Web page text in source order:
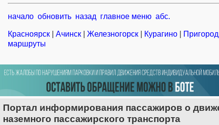
начало обновить назад главное меню абс.
Красноярск Ачинск Железногорск Курагино
маршруты
Портал информирования пассажиров о
наземного пассажирского транспорта